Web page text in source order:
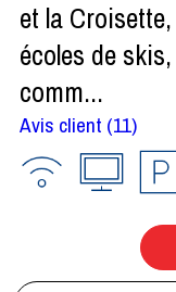
et la
écoles de
comm...
Avis client (11)